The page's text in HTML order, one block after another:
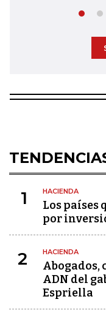
1 HACIENDA
Los países
por
2 HACIENDA
Abogados,
ADN del
Espriella